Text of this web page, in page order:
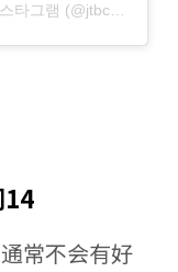
A post shared by JTBC 드라마 공식 인스타그램 (@jtbcdrama)
14
常不会有好